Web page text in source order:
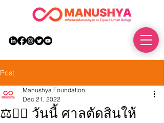
Post
⚖️🏳️‍🌈 วันนี้ ศาลตัดสินให้
Manushya Foundation
Dec 21, 2022